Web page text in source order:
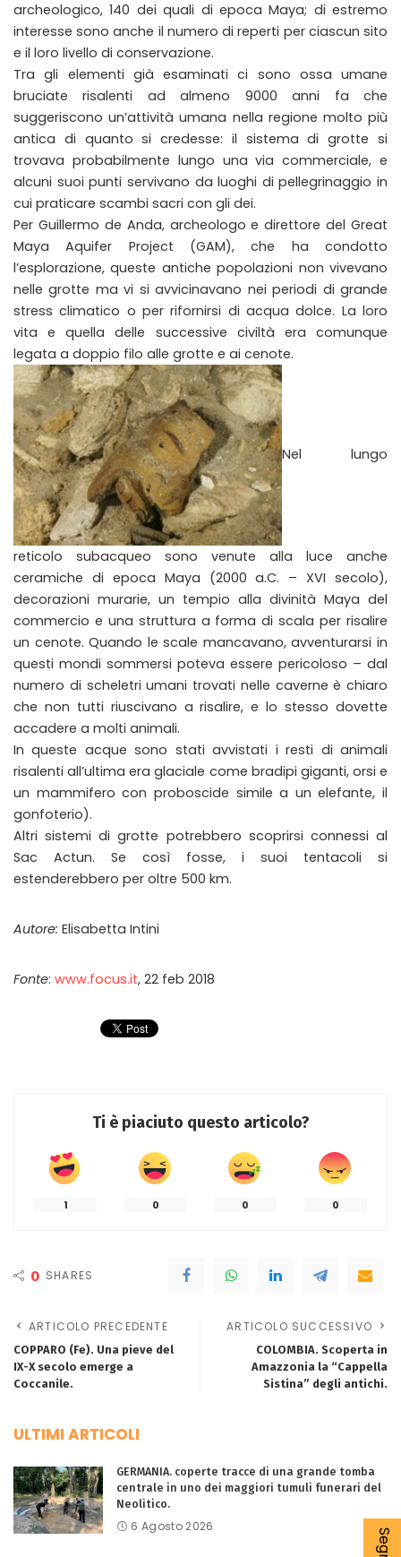
archeologico, 140 dei quali di epoca Maya; di estremo
interesse sono anche il numero di reperti per ciascun sito
e il loro livello di conservazione.
Tra gli elementi già esaminati ci sono ossa umane
bruciate risalenti ad almeno 9000 anni fa che
suggeriscono un’attività umana nella regione molto più
antica di quanto si credesse: il sistema di grotte si
trovava probabilmente lungo una via commerciale, e
alcuni suoi punti servivano da luoghi di pellegrinaggio in
cui praticare scambi sacri con gli dei.
Per Guillermo de Anda, archeologo e direttore del Great
Maya Aquifer Project (GAM), che ha condotto
l’esplorazione, queste antiche popolazioni non vivevano
nelle grotte ma vi si avvicinavano nei periodi di grande
stress climatico o per rifornirsi di acqua dolce. La loro
vita e quella delle successive civiltà era comunque
legata a doppio filo alle grotte e ai cenote.
Nel lungo
reticolo subacqueo sono venute alla luce anche
ceramiche di epoca Maya (2000 a.C. – XVI secolo),
decorazioni murarie, un tempio alla divinità Maya del
commercio e una struttura a forma di scala per risalire
un cenote. Quando le scale mancavano, avventurarsi in
questi mondi sommersi poteva essere pericoloso – dal
numero di scheletri umani trovati nelle caverne è chiaro
che non tutti riuscivano a risalire, e lo stesso dovette
accadere a molti animali.
In queste acque sono stati avvistati i resti di animali
risalenti all’ultima era glaciale come bradipi giganti, orsi e
un mammifero con proboscide simile a un elefante, il
gonfoterio).
Altri sistemi di grotte potrebbero scoprirsi connessi al
Sac Actun. Se così fosse, i suoi tentacoli si
estenderebbero per oltre 500 km.
Autore: Elisabetta Intini
Fonte: www.focus.it, 22 feb 2018
Ti è piaciuto questo articolo?
1 0 0 0
0 SHARES
ARTICOLO PRECEDENTE
COPPARO (Fe). Una pieve del
IX-X secolo emerge a
Coccanile.
ARTICOLO SUCCESSIVO
COLOMBIA. Scoperta in
Amazzonia la “Cappella
Sistina” degli antichi.
ULTIMI ARTICOLI
GERMANIA. coperte tracce di una grande tomba
centrale in uno dei maggiori tumuli funerari del
Neolitico.
6 Agosto 2026